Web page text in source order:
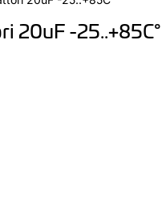
20uF -25..+85C°